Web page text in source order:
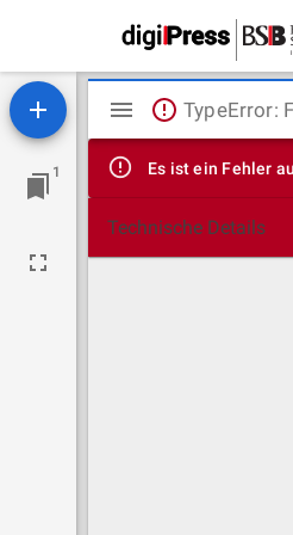
1
Mirador
Viewer
TypeError:
Es ist ein Fehler
Technische Details